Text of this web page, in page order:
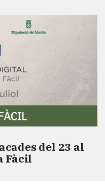
del 23 al
Fàcil